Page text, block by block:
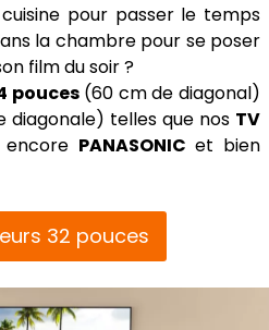
pour passer le temps
la chambre pour se poser
film du soir ?
pouces(60 cm de diagonal)
diagonale) telles que nos TV
encore PANASONIC et bien
32 pouces